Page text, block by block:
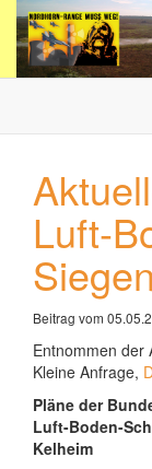
Luft-
Beitrag vom
Entnommen der
Kleine Anfrage,
Pläne der
Luft-Boden-
Kelheim